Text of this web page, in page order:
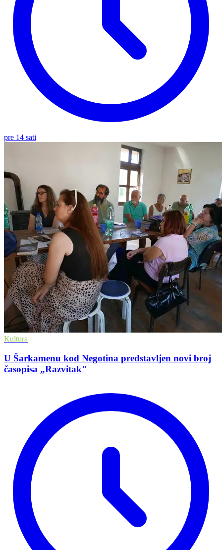
pre 14 sati
Kultura
U Šarkamenu kod Negotina predstavljen novi broj
časopisa „Razvitak"